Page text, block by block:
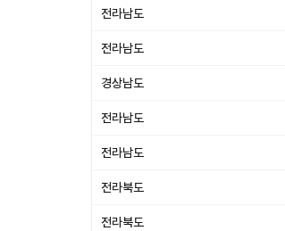
전라남도
전라남도
경상남도
전라남도
전라남도
전라북도
전라북도